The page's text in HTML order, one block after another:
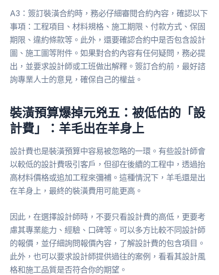
A3：簽訂裝潢合約時，務必仔細審閱合約內容，確認以下
事項：工程項目、材料規格、施工期限、付款方式、保固
期限、違約條款等。此外，還要確認合約中是否包含設計
圖、施工圖等附件。如果對合約內容有任何疑問，務必提
出，並要求設計師或工班做出解釋。簽訂合約前，最好諮
詢專業人士的意見，確保自己的權益。
裝潢預算爆掉元兇五：被低估的「設
計費」：羊毛出在羊身上
設計費也是裝潢預算中容易被忽略的一環。有些設計師會
以較低的設計費吸引客戶，但卻在後續的工程中，透過抬
高材料價格或追加工程來彌補。這種情況下，羊毛還是出
在羊身上，最終的裝潢費用可能更高。
因此，在選擇設計師時，不要只看設計費的高低，更要考
慮其專業能力、經驗、口碑等。可以多方比較不同設計師
的報價，並仔細詢問報價內容，了解設計費的包含項目。
此外，也可以要求設計師提供過往的案例，看看其設計風
格和施工品質是否符合你的期望。